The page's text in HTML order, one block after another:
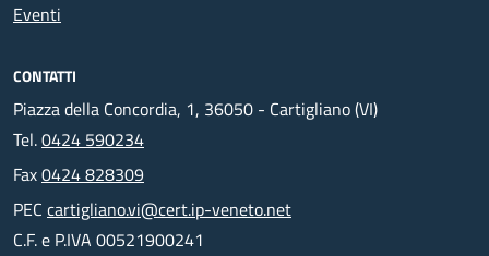
Eventi
CONTATTI
Piazza della Concordia, 1, 36050 - Cartigliano (VI)
Tel.0424 590234
Fax0424 828309
PEC cartigliano.vi@cert.ip-veneto.net
C.F. e P.IVA 00521900241